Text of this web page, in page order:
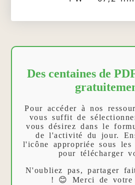
Des centaines de
Pour accéder à nos
vous suffit de
vous désirez dans le
de l'activité du jour.
l'icône appropriée sous
pour télécharger
N'oubliez pas, partager
! 😊 Merci de votre